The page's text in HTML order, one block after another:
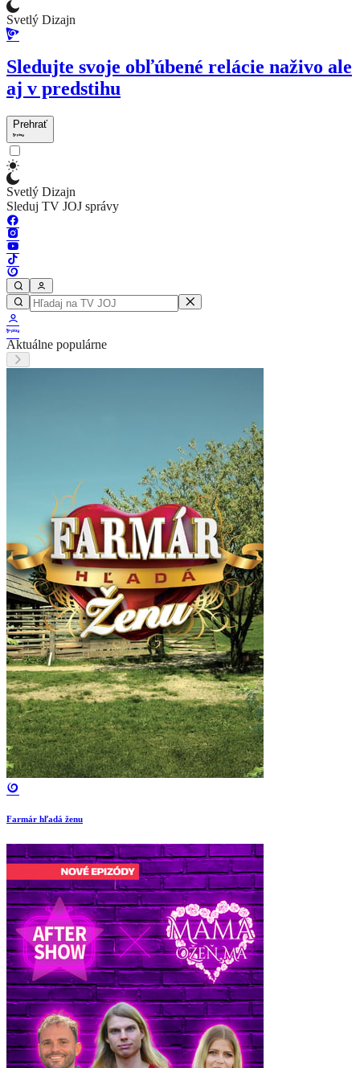
Svetlý Dizajn
Sledujte svoje obľúbené relácie naživo ale
aj v predstihu
Prehrať
Svetlý Dizajn
Sleduj TV JOJ správy
Aktuálne populárne
Farmár hľadá ženu